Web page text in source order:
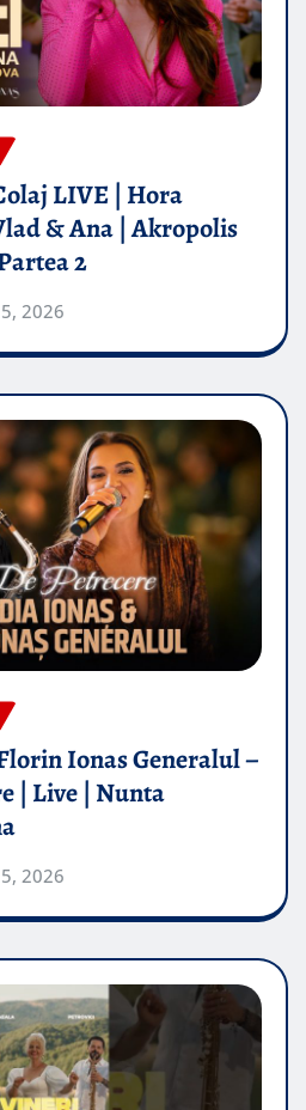
LIVE | Hora
& Ana | Akropolis
2
2026
Ionas Generalul –
| Live | Nunta
2026